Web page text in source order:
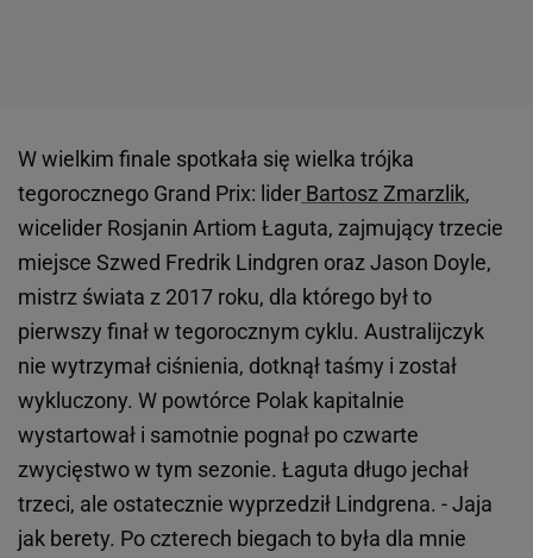
W wielkim finale spotkała się wielka trójka
tegorocznego Grand Prix: lider Bartosz Zmarzlik,
wicelider Rosjanin Artiom Łaguta, zajmujący trzecie
miejsce Szwed Fredrik Lindgren oraz Jason Doyle,
mistrz świata z 2017 roku, dla którego był to
pierwszy finał w tegorocznym cyklu. Australijczyk
nie wytrzymał ciśnienia, dotknął taśmy i został
wykluczony. W powtórce Polak kapitalnie
wystartował i samotnie pognał po czwarte
zwycięstwo w tym sezonie. Łaguta długo jechał
trzeci, ale ostatecznie wyprzedził Lindgrena. - Jaja
jak berety. Po czterech biegach to była dla mnie